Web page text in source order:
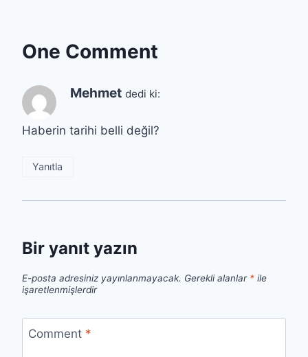
One Comment
Mehmet dedi ki:
Haberin tarihi belli değil?
Yanıtla
Bir yanıt yazın
E-posta adresiniz yayınlanmayacak. Gerekli alanlar * ile
işaretlenmişlerdir
Comment *